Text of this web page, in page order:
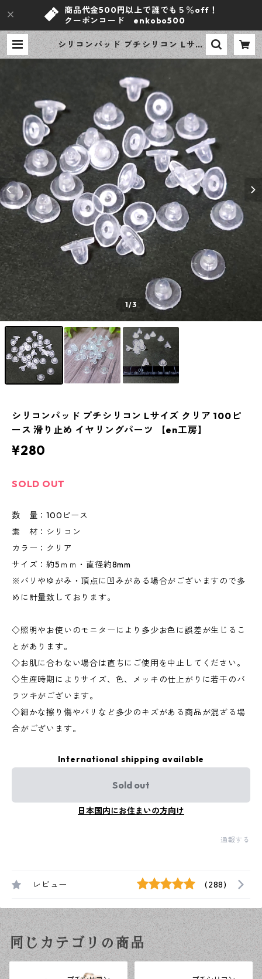
商品代金500円以上で誰でも５％off！
クーポンコード enkobo500
シリコンパッド プチシリコン Lサイ
ズ クリア 100ピース 滑り止め イヤ
1/3
シリコンパッド プチシリコン Lサイズ クリア 100ピ
ース 滑り止め イヤリングパーツ 【en工房】
¥280
SOLD OUT
数 量：100ピース
素 材：シリコン
カラー：クリア
サイズ：約5ｍｍ・直径約8mm
※バリやゆがみ・頂点に凹みがある場合がございますので多
めに計量致しております。
◇照明やお使いのモニターにより多少お色に誤差が生じるこ
とがあります。
◇お肌に合わない場合は直ちにご使用を中止してください。
◇生産時期によりサイズ、色、メッキの仕上がりに若干のバ
ラツキがございます。
◇細かな擦り傷やバリなど多少のキズがある商品が混ざる場
合がございます。
International shipping available
Sold out
日本国内にお住まいの方向け
通報する
レビュー (288)
同じカテゴリの商品